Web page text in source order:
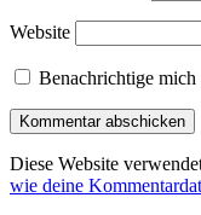
Website
Benachrichtige
Diese Website
wie deine